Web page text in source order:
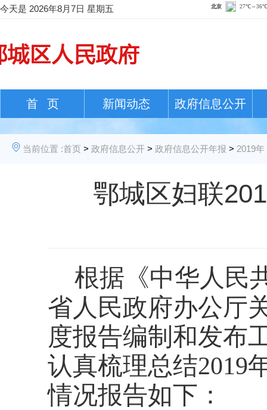
今天是 2026年8月7日 星期五
首 页 新闻动态 政府信息公开
当前位置 :首页 > 政府信息公开 > 政府信息公开年报 > 2019年
鄂城区妇联
根据《中华人民
省人民政府办公厅
度报告编制和发布
认真梳理总结2019
情况报告如下：